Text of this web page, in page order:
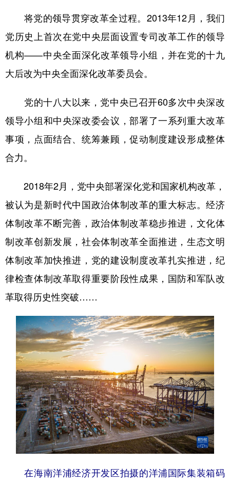
将党的领导贯穿改革全过程。2013年12月，我们
党历史上首次在党中央层面设置专司改革工作的领导
机构——中央全面深化改革领导小组，并在党的十九
大后改为中央全面深化改革委员会。
党的十八大以来，党中央已召开60多次中央深改
领导小组和中央深改委会议，部署了一系列重大改革
事项，点面结合、统筹兼顾，促动制度建设形成整体
合力。
2018年2月，党中央部署深化党和国家机构改革，
被认为是新时代中国政治体制改革的重大标志。经济
体制改革不断完善，政治体制改革稳步推进，文化体
制改革创新发展，社会体制改革全面推进，生态文明
体制改革加快推进，党的建设制度改革扎实推进，纪
律检查体制改革取得重要阶段性成果，国防和军队改
革取得历史性突破……
在海南洋浦经济开发区拍摄的洋浦国际集装箱码